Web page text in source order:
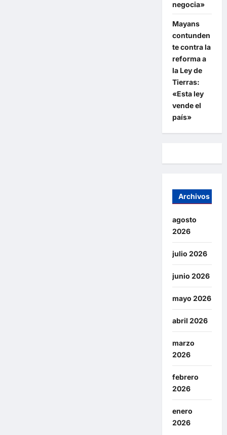
negocia»
Mayans
contunden
te contra la
reforma a
la Ley de
Tierras:
«Esta ley
vende el
país»
Archivos
agosto
2026
julio 2026
junio 2026
mayo 2026
abril 2026
marzo
2026
febrero
2026
enero
2026